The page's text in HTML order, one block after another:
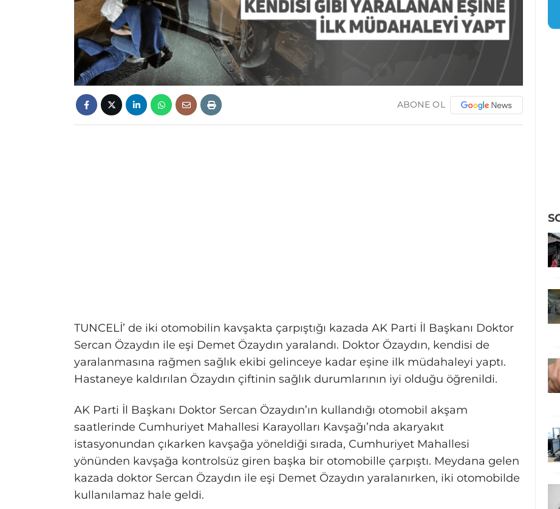
ABONE OL
TUNCELİ’ de iki otomobilin kavşakta çarpıştığı kazada AK Parti İl Başkanı Doktor
Sercan Özaydın ile eşi Demet Özaydın yaralandı. Doktor Özaydın, kendisi de
yaralanmasına rağmen sağlık ekibi gelinceye kadar eşine ilk müdahaleyi yaptı.
Hastaneye kaldırılan Özaydın çiftinin sağlık durumlarının iyi olduğu öğrenildi.
AK Parti İl Başkanı Doktor Sercan Özaydın’ın kullandığı otomobil akşam
saatlerinde Cumhuriyet Mahallesi Karayolları Kavşağı’nda akaryakıt
istasyonundan çıkarken kavşağa yöneldiği sırada, Cumhuriyet Mahallesi
yönünden kavşağa kontrolsüz giren başka bir otomobille çarpıştı. Meydana gelen
kazada doktor Sercan Özaydın ile eşi Demet Özaydın yaralanırken, iki otomobilde
kullanılamaz hale geldi.